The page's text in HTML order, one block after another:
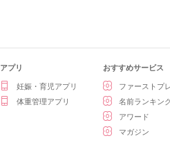
アプリ
妊娠・育児アプリ
体重管理アプリ
おすすめサービス
ファーストプ
名前ランキン
アワード
マガジン